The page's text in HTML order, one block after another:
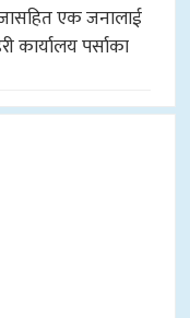
एक जनालाई
कार्यालय पर्साका